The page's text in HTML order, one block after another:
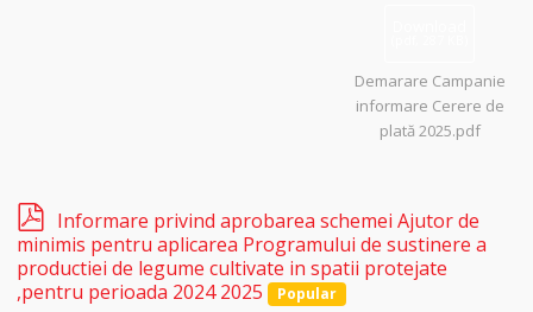
Demarare Campanie
informare Cerere de
plată 2025.pdf
p
d
f
Informare privind aprobarea schemei Ajutor de
minimis pentru aplicarea Programului de sustinere a
productiei de legume cultivate in spatii protejate
,pentru perioada 2024 2025
Popular